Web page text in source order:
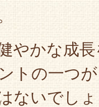
やかな成
トの一つ
ないでしょ